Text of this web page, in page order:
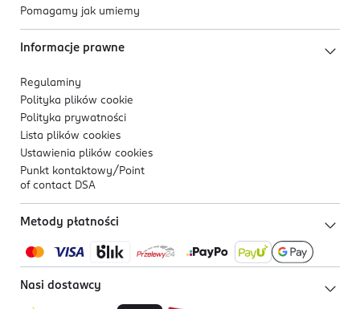
Pomagamy jak umiemy
Informacje prawne
Regulaminy
Polityka plików cookie
Polityka prywatności
Lista plików cookies
Ustawienia plików cookies
Punkt kontaktowy/ Point
of contact DSA
Metody płatności
Nasi dostawcy